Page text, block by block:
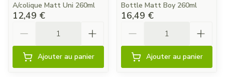
A/colique Matt Uni 260ml
12,49 €
Ajouter au panier
Bottle Matt Boy 260ml
16,49 €
Ajouter au panier